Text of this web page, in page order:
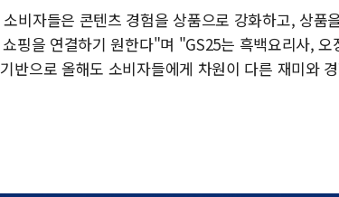
비자들은 콘텐츠 경험을 상품으로 강화하고, 상품
핑을 연결하기 원한다"며 "GS25는 흑백요리사, 오
반으로 올해도 소비자들에게 차원이 다른 재미와